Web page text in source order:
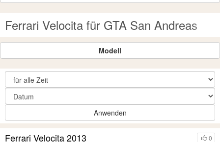
Ferrari Velocita für GTA San Andreas
Modell
Anwenden
0
Ferrari Velocita 2013